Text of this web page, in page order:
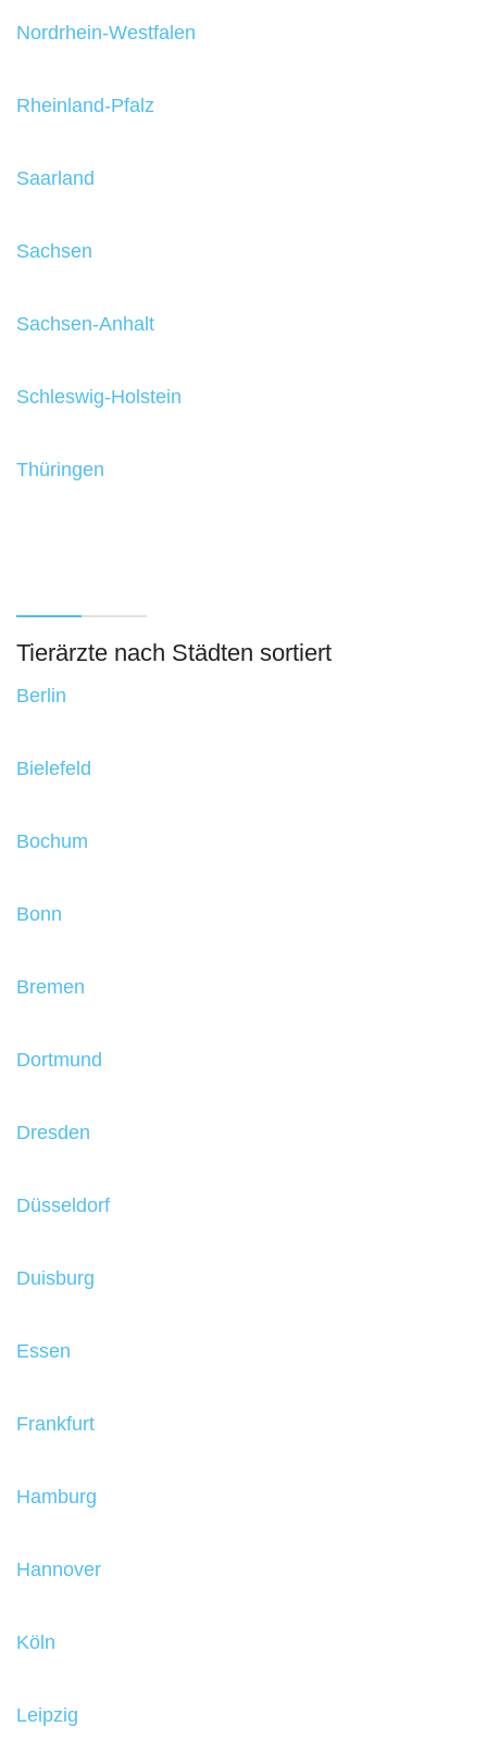
Nordrhein-Westfalen
Rheinland-Pfalz
Saarland
Sachsen
Sachsen-Anhalt
Schleswig-Holstein
Thüringen
Tierärzte nach Städten sortiert
Berlin
Bielefeld
Bochum
Bonn
Bremen
Dortmund
Dresden
Düsseldorf
Duisburg
Essen
Frankfurt
Hamburg
Hannover
Köln
Leipzig